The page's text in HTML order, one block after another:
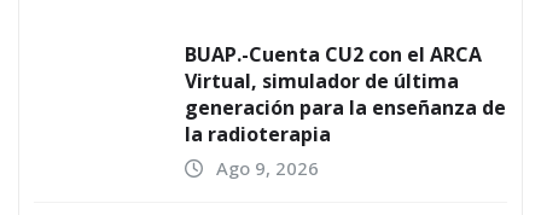
BUAP.-Cuenta CU2 con el ARCA
Virtual, simulador de última
generación para la enseñanza de
la radioterapia
Ago 9, 2026